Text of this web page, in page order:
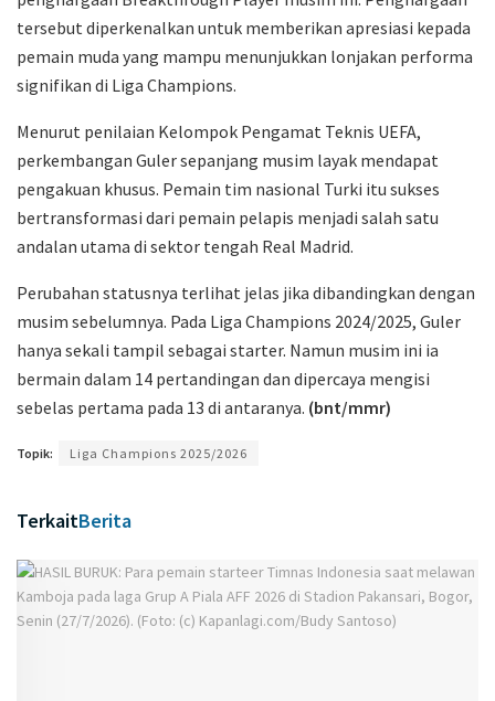
tersebut diperkenalkan untuk memberikan apresiasi kepada
pemain muda yang mampu menunjukkan lonjakan performa
signifikan di Liga Champions.
Menurut penilaian Kelompok Pengamat Teknis UEFA,
perkembangan Guler sepanjang musim layak mendapat
pengakuan khusus. Pemain tim nasional Turki itu sukses
bertransformasi dari pemain pelapis menjadi salah satu
andalan utama di sektor tengah Real Madrid.
Perubahan statusnya terlihat jelas jika dibandingkan dengan
musim sebelumnya. Pada Liga Champions 2024/2025, Guler
hanya sekali tampil sebagai starter. Namun musim ini ia
bermain dalam 14 pertandingan dan dipercaya mengisi
sebelas pertama pada 13 di antaranya. (bnt/mmr)
Topik: Liga Champions 2025/2026
TerkaitBerita